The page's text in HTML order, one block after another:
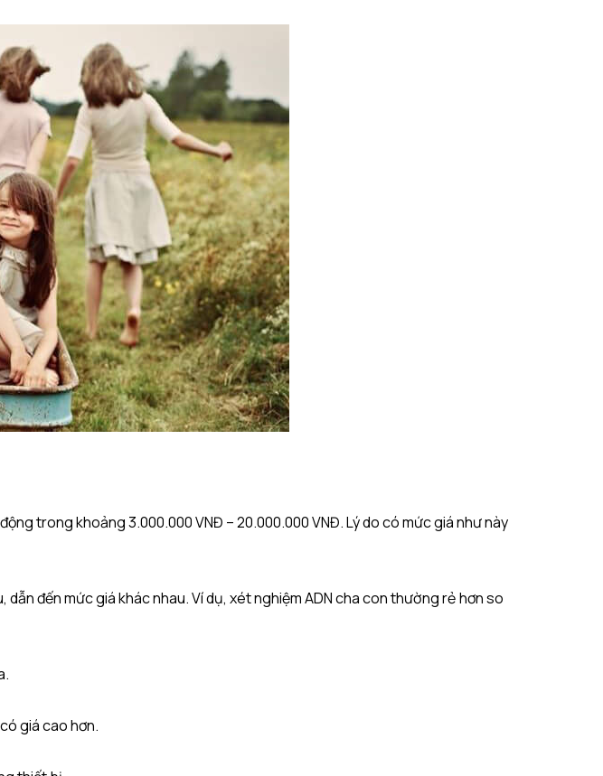
trong khoảng 3.000.000 VNĐ – 20.000.000 VNĐ. Lý do có mức giá như này
đến mức giá khác nhau. Ví dụ, xét nghiệm ADN cha con thường rẻ hơn so
giá cao hơn.